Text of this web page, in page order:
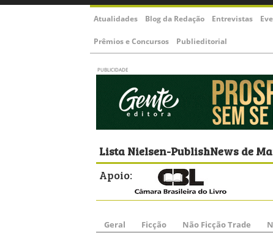
Atualidades Blog da Redação Entrevistas
Prêmios e Concursos Publieditorial
PUBLICIDADE
Lista Nielsen-PublishNews de
Apoio:
Geral Ficção Não Ficção Trade